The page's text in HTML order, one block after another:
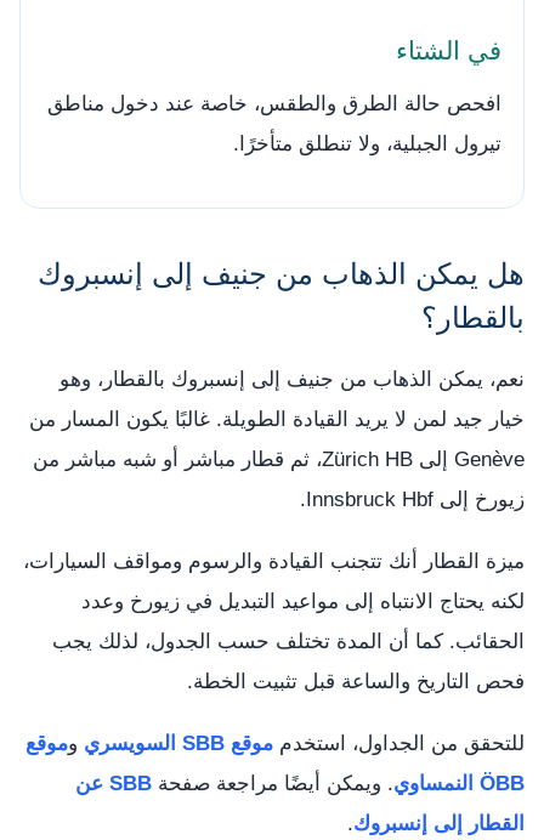
في الشتاء
افحص حالة الطرق والطقس، خاصة عند دخول مناطق
تيرول الجبلية، ولا تنطلق متأخرًا.
هل يمكن الذهاب من جنيف إلى إنسبروك
بالقطار؟
نعم، يمكن الذهاب من جنيف إلى إنسبروك بالقطار، وهو
خيار جيد لمن لا يريد القيادة الطويلة. غالبًا يكون المسار من
Genève إلى Zürich HB، ثم قطار مباشر أو شبه مباشر من
زيورخ إلى Innsbruck Hbf.
ميزة القطار أنك تتجنب القيادة والرسوم ومواقف السيارات،
لكنه يحتاج الانتباه إلى مواعيد التبديل في زيورخ وعدد
الحقائب. كما أن المدة تختلف حسب الجدول، لذلك يجب
فحص التاريخ والساعة قبل تثبيت الخطة.
للتحقق من الجداول، استخدم موقع SBB السويسري وموقع
ÖBB النمساوي
. ويمكن أيضًا مراجعة صفحة
SBB عن
القطار إلى إنسبروك.